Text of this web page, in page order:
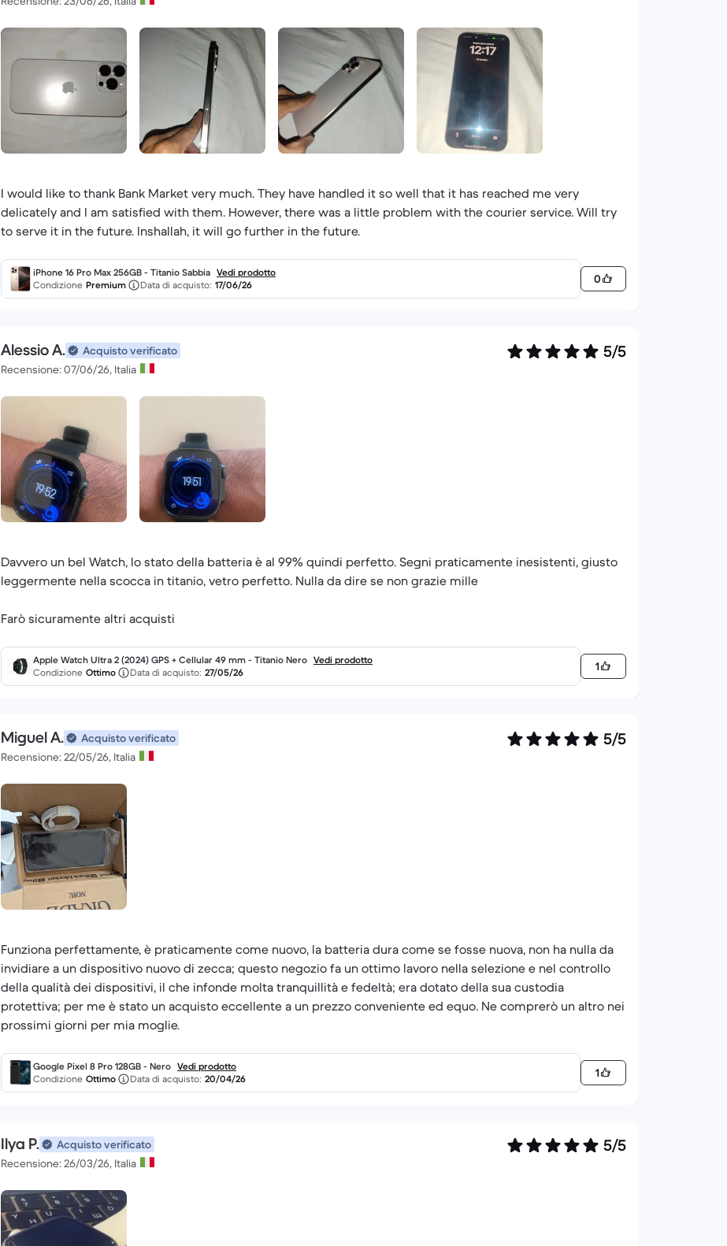
I would like to thank Bank Market very much. They have handled it so well that it has reached me very
delicately and I am satisfied with them. However, there was a little problem with the courier service. Will try
to serve it in the future. Inshallah, it will go further in the future.
iPhone 16 Pro Max 256GB - Titanio Sabbia Vedi prodotto
Condizione Premium Data di acquisto: 17/06/26 0
Alessio A.
Acquisto verificato
Recensione: 07/06/26, Italia
5/5
Davvero un bel Watch, lo stato della batteria è al 99% quindi perfetto. Segni praticamente inesistenti, giusto
leggermente nella scocca in titanio, vetro perfetto. Nulla da dire se non grazie mille
Farò sicuramente altri acquisti
Apple Watch Ultra 2 (2024) GPS + Cellular 49 mm - Titanio Nero Vedi prodotto
Condizione Ottimo Data di acquisto: 27/05/26 1
Miguel A.
Acquisto verificato
Recensione: 22/05/26, Italia
5/5
Funziona perfettamente, è praticamente come nuovo, la batteria dura come se fosse nuova, non ha nulla da
invidiare a un dispositivo nuovo di zecca; questo negozio fa un ottimo lavoro nella selezione e nel controllo
della qualità dei dispositivi, il che infonde molta tranquillità e fedeltà; era dotato della sua custodia
protettiva; per me è stato un acquisto eccellente a un prezzo conveniente ed equo. Ne comprerò un altro nei
prossimi giorni per mia moglie.
Google Pixel 8 Pro 128GB - Nero Vedi prodotto
Condizione Ottimo Data di acquisto: 20/04/26 1
Ilya P.
Acquisto verificato
Recensione: 26/03/26, Italia
5/5